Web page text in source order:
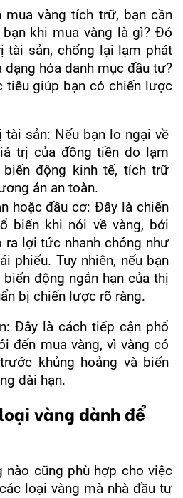
mua vàng tích trữ, bạn cần
khi mua vàng là gì? Đó
tài sản, chống lại lạm phát
dạng hóa danh mục đầu tư?
tiêu giúp bạn có chiến lược
tài sản: Nếu bạn lo ngại về
trị của đồng tiền do lạm
biến động kinh tế, tích trữ
án an toàn.
hoặc đầu cơ: Đây là chiến
biến khi nói về vàng, bởi
ra lợi tức nhanh chóng như
phiếu. Tuy nhiên, nếu bạn
động ngắn hạn của thị
bị chiến lược rõ ràng.
Đây là cách tiếp cận phổ
đến mua vàng, vì vàng có
khủng hoảng và biến
dài hạn.
vàng dành để
nào cũng phù hợp cho việc
loại vàng mà nhà đầu tư